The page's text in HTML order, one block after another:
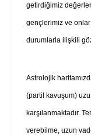
getirdiğimiz
gençlerimiz ve
durumlarla ilişkili
Astrolojik
(partil kavuşum)
karşılanmaktadır.
verebilme, uzun